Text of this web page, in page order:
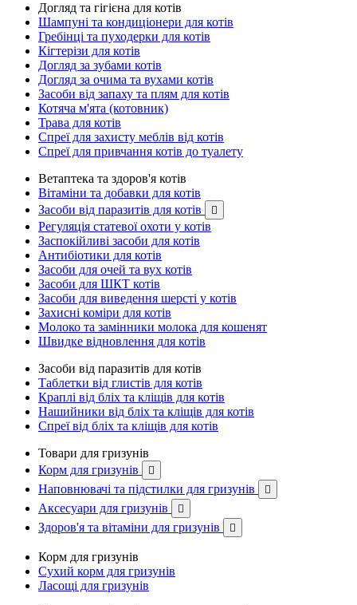
Догляд та гігієна для котів
Шампуні та кондиціонери для котів
Гребінці та пуходерки для котів
Кігтерізи для котів
Догляд за зубами котів
Догляд за очима та вухами котів
Засоби від запаху та плям для котів
Котяча м'ята (котовник)
Трава для котів
Спреї для захисту меблів від котів
Спреї для привчання котів до туалету
Ветаптека та здоров'я котів
Вітаміни та добавки для котів
Засоби від паразитів для котів

Регуляція статевої охоти у котів
Заспокійливі засоби для котів
Антибіотики для котів
Засоби для очей та вух котів
Засоби для ШКТ котів
Засоби для виведення шерсті у котів
Захисні коміри для котів
Молоко та замінники молока для кошенят
Швидке відновлення для котів
Засоби від паразитів для котів
Таблетки від глистів для котів
Краплі від бліх та кліщів для котів
Нашийники від бліх та кліщів для котів
Спреї від бліх та кліщів для котів
Товари для гризунів
Корм для гризунів

Наповнювачі та підстилки для гризунів 
Аксесуари для гризунів 
Здоров'я та вітаміни для гризунів 
Корм для гризунів
Сухий корм для гризунів
Ласощі для гризунів